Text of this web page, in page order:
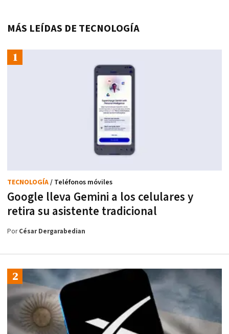
MÁS LEÍDAS DE TECNOLOGÍA
Google lleva Gemini a los celulares y
retira su asistente tradicional
TECNOLOGÍA/ Teléfonos móviles
PorCésar Dergarabedian